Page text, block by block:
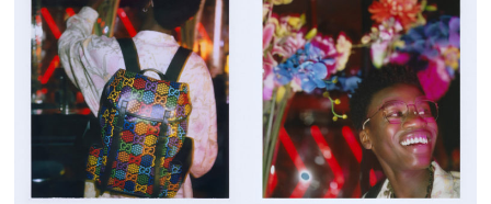
プレゼント
インタビュー
フィルム